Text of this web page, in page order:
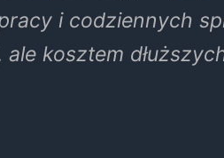
i codziennych
kosztem